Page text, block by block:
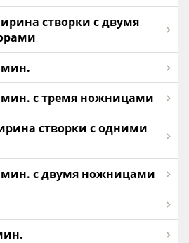
створки с двумя
с тремя ножницами
створки с одними
с двумя ножницами